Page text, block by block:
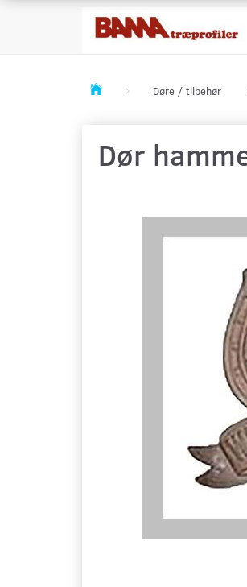
Døre / tilbehør
Dør